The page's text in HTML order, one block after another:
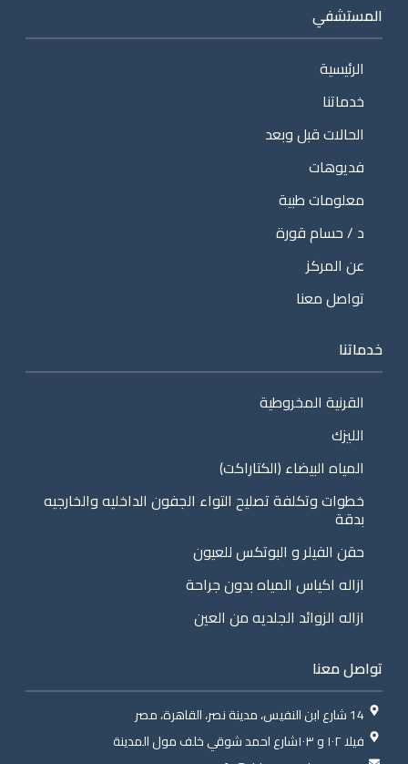
المستشفي
الرئيسية
خدماتنا
الحالات قبل وبعد
فديوهات
معلومات طبية
د / حسام قورة
عن المركز
تواصل معنا
خدماتنا
القرنية المخروطية
الليزك
المياه البيضاء (الكتاراكت)
خطوات وتكلفة تصليح التواء الجفون الداخليه والخارجيه
بدقة
حقن الفيلر و البوتكس للعيون
ازاله اكياس المياه بدون جراحة
ازاله الزوائد الجلديه من العين
تواصل معنا
14 شارع ابن النفيس، مدينة نصر، القاهرة، مصر
فيلا ١٠٢ و ١٠٣شارع احمد شوقي خلف مول المدينة